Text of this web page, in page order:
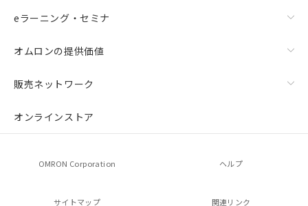
eラーニング・セミナ
オムロンの提供価値
販売ネットワーク
オンラインストア
OMRON Corporation ヘルプ
サイトマップ 関連リンク